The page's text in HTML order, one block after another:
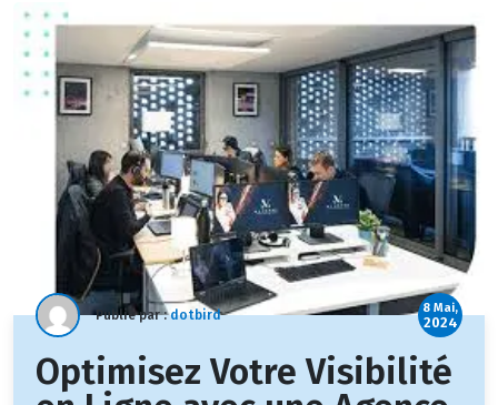
Publié par :dotbird 8 Mai,
2024
Optimisez Votre Visibilité